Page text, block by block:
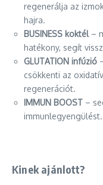
regenerálja az
hajra.
BUSINESS koktél–
hatékony, segít
GLUTATION infúzió
csökkenti az
regenerációt.
IMMUN BOOST –
immunlegyengülést.
Kinek ajánlott?